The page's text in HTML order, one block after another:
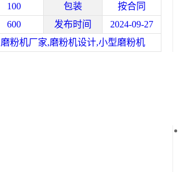
100 包装
按合同
600 发布时间
2024-09-27
磨粉机厂家,磨粉机设计,小型磨粉机